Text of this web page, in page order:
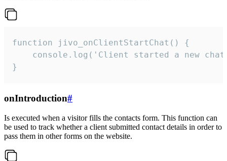
function jivo_onClientStartChat() {
console.log('Client started a new
}
onIntroduction#
Is executed when a visitor fills the contacts form. This function can
be used to track whether a client submitted contact details in order to
pass them in other forms on the website.